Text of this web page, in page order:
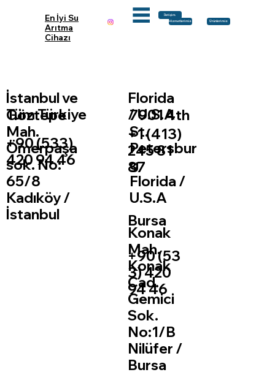
En İyi Su
Arıtma
Cihazı
İletişim
Hizmetlerimiz Ürünlerimiz
İstanbul ve
Tüm Türkiye
Göztepe
Mah.
Ömerpaşa
sok. No:
65/8
Kadıköy /
İstanbul
+90 (533)
420 94 46
Florida
/ U.S.A
7901 4th
St.
Petersbur
g
Florida /
U.S.A
+1 (413)
245 81
87
Bursa
Konak
Mah.
Konak
Cad.
Gemici
Sok.
No:1/B
Nilüfer /
Bursa
+90 (53
3) 420
94 46